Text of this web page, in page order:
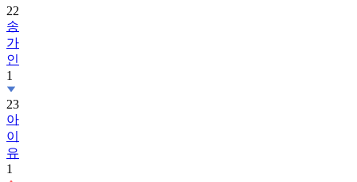
22
송
가
인
1
23
아
이
유
1